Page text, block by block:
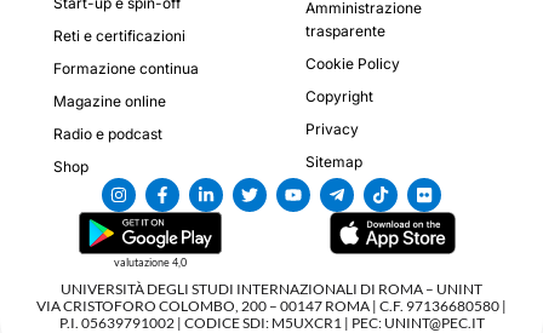
Reti e certificazioni
Formazione continua
Magazine online
Radio e podcast
Shop
Amministrazione
trasparente
Cookie Policy
Copyright
Privacy
Sitemap
valutazione 4,0
UNIVERSITÀ DEGLI STUDI INTERNAZIONALI DI ROMA – UNINT
VIA CRISTOFORO COLOMBO, 200 – 00147 ROMA | C.F. 97136680580 |
P.I. 05639791002 | CODICE SDI: M5UXCR1 | PEC: UNINT@PEC.IT